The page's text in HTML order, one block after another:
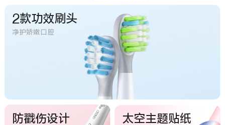
2款功效刷头
净护娇嫩口腔
防戳伤设计 太空主题贴纸